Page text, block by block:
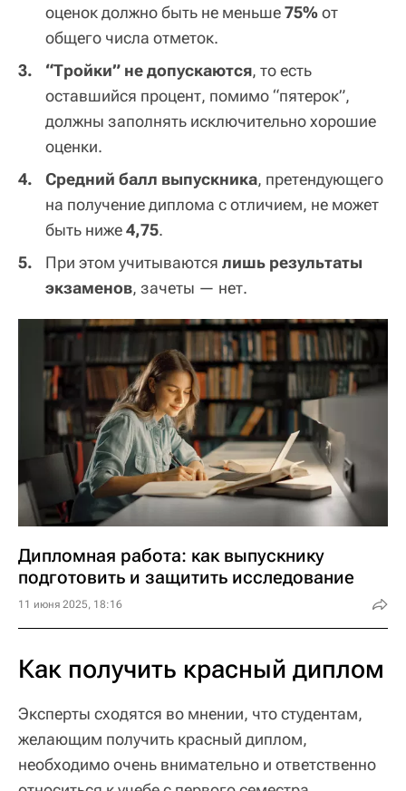
оценок должно быть не меньше75%от
общего числа отметок.
“Тройки” не допускаются, то есть
оставшийся процент, помимо “пятерок”,
должны заполнять исключительно хорошие
оценки.
Средний балл выпускника, претендующего
на получение диплома с отличием, не может
быть ниже4,75.
При этом учитываются лишь результаты
экзаменов, зачеты — нет.
Дипломная работа: как выпускнику
подготовить и защитить исследование
11 июня 2025, 18:16
Как получить красный диплом
Эксперты сходятся во мнении, что студентам,
желающим получить красный диплом,
необходимо очень внимательно и ответственно